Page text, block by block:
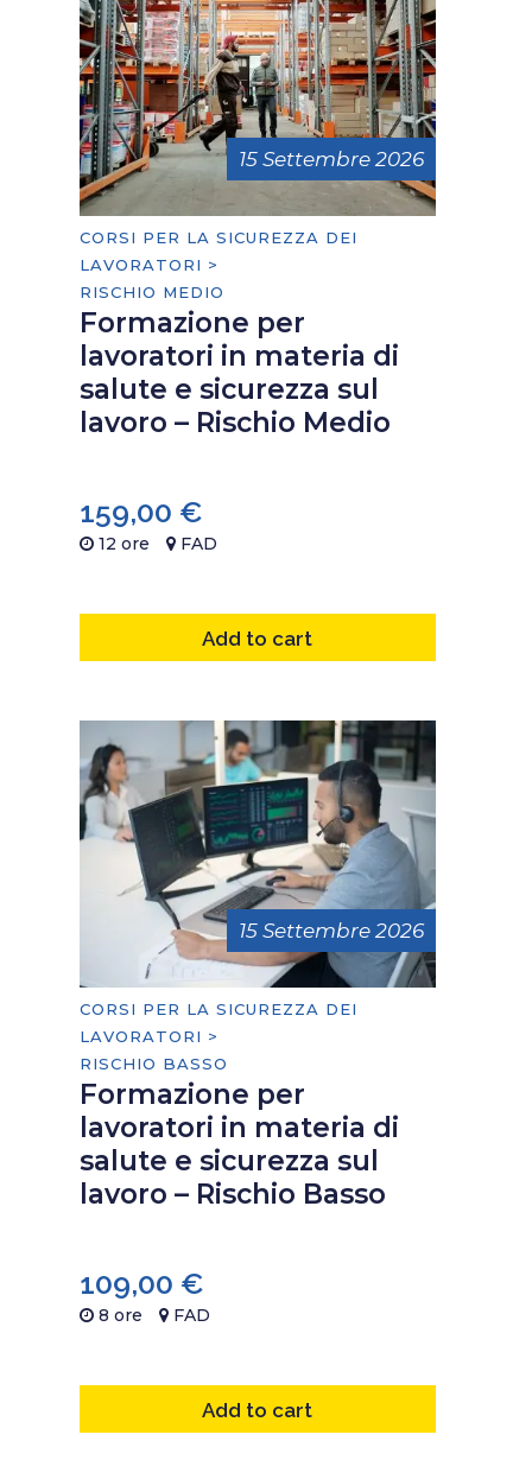
15 Settembre 2026
CORSI PER LA SICUREZZA DEI
LAVORATORI >
RISCHIO MEDIO
Formazione per
lavoratori in materia di
salute e sicurezza sul
lavoro – Rischio Medio
159,00 €
12 ore FAD
Add to cart
15 Settembre 2026
CORSI PER LA SICUREZZA DEI
LAVORATORI >
RISCHIO BASSO
Formazione per
lavoratori in materia di
salute e sicurezza sul
lavoro – Rischio Basso
109,00 €
8 ore FAD
Add to cart